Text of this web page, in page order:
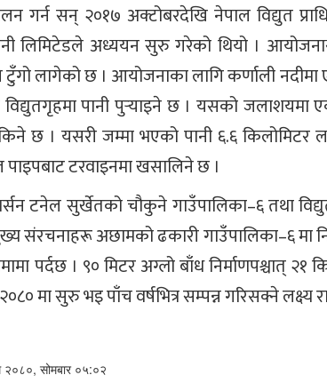
गर्न सन् २०१७ अक्टोबरदेखि नेपाल विद्युत
लिमिटेडले अध्ययन सुरु गरेको थियो ।
लागेको छ । आयोजनाका लागि कर्णाली
पानी पुर्‍याइने छ । यसको
छ । यसरी जम्मा भएको पानी ६.६
टरवाइनमा खसालिने छ ।
टनेल सुर्खेतको चौकुने गाउँपालिका–६ तथा
संरचनाहरू अछामको ढकारी गाउँपालिका–६ मा
पर्दछ । ९० मिटर अग्लो बाँध निर्माणपश्चात् २१
मा सुरु भइ पाँच वर्षभित्र सम्पन्न गरिसक्ने लक्ष्य
२०८०, सोमबार ०५:०२